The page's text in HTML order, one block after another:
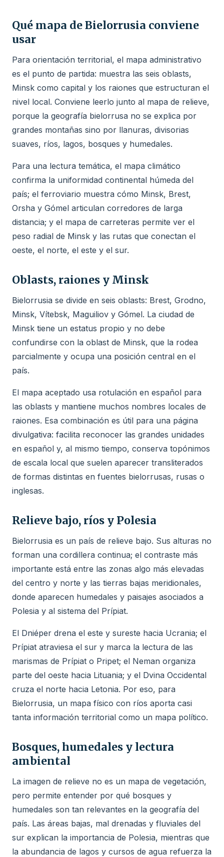
Qué mapa de Bielorrusia conviene
usar
Para orientación territorial, el mapa administrativo
es el punto de partida: muestra las seis oblasts,
Minsk como capital y los raiones que estructuran el
nivel local. Conviene leerlo junto al mapa de relieve,
porque la geografía bielorrusa no se explica por
grandes montañas sino por llanuras, divisorias
suaves, ríos, lagos, bosques y humedales.
Para una lectura temática, el mapa climático
confirma la uniformidad continental húmeda del
país; el ferroviario muestra cómo Minsk, Brest,
Orsha y Gómel articulan corredores de larga
distancia; y el mapa de carreteras permite ver el
peso radial de Minsk y las rutas que conectan el
oeste, el norte, el este y el sur.
Oblasts, raiones y Minsk
Bielorrusia se divide en seis oblasts: Brest, Grodno,
Minsk, Vítebsk, Maguiliov y Gómel. La ciudad de
Minsk tiene un estatus propio y no debe
confundirse con la oblast de Minsk, que la rodea
parcialmente y ocupa una posición central en el
país.
El mapa aceptado usa rotulación en español para
las oblasts y mantiene muchos nombres locales de
raiones. Esa combinación es útil para una página
divulgativa: facilita reconocer las grandes unidades
en español y, al mismo tiempo, conserva topónimos
de escala local que suelen aparecer transliterados
de formas distintas en fuentes bielorrusas, rusas o
inglesas.
Relieve bajo, ríos y Polesia
Bielorrusia es un país de relieve bajo. Sus alturas no
forman una cordillera continua; el contraste más
importante está entre las zonas algo más elevadas
del centro y norte y las tierras bajas meridionales,
donde aparecen humedales y paisajes asociados a
Polesia y al sistema del Prípiat.
El Dniéper drena el este y sureste hacia Ucrania; el
Prípiat atraviesa el sur y marca la lectura de las
marismas de Prípiat o Pripet; el Neman organiza
parte del oeste hacia Lituania; y el Dvina Occidental
cruza el norte hacia Letonia. Por eso, para
Bielorrusia, un mapa físico con ríos aporta casi
tanta información territorial como un mapa político.
Bosques, humedales y lectura
ambiental
La imagen de relieve no es un mapa de vegetación,
pero permite entender por qué bosques y
humedales son tan relevantes en la geografía del
país. Las áreas bajas, mal drenadas y fluviales del
sur explican la importancia de Polesia, mientras que
la abundancia de lagos y cursos de agua refuerza la